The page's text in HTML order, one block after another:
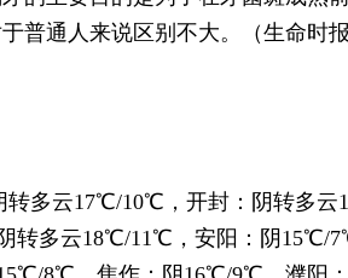
普通人来说区别不大。（生命时
多云17℃/10℃，开封：阴转多
转多云18℃/11℃，安阳：阴15℃/